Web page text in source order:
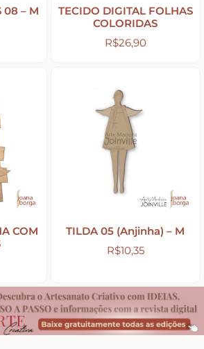
– Fitas
– Botons
08 – M
TECIDO DIGITAL FOLHAS
COLORIDAS
R$26,90
COM
TILDA 05 (Anjinha) – M
R$10,35